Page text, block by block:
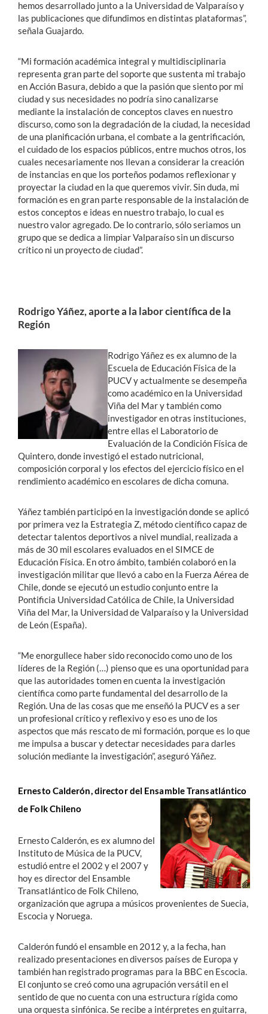
hemos desarrollado junto a la Universidad de Valparaíso y
las publicaciones que difundimos en distintas plataformas”,
señala Guajardo.
“Mi formación académica integral y multidisciplinaria
representa gran parte del soporte que sustenta mi trabajo
en Acción Basura, debido a que la pasión que siento por mi
ciudad y sus necesidades no podría sino canalizarse
mediante la instalación de conceptos claves en nuestro
discurso, como son la degradación de la ciudad, la necesidad
de una planificación urbana, el combate a la gentrificación,
el cuidado de los espacios públicos, entre muchos otros, los
cuales necesariamente nos llevan a considerar la creación
de instancias en que los porteños podamos reflexionar y
proyectar la ciudad en la que queremos vivir. Sin duda, mi
formación es en gran parte responsable de la instalación de
estos conceptos e ideas en nuestro trabajo, lo cual es
nuestro valor agregado. De lo contrario, sólo seriamos un
grupo que se dedica a limpiar Valparaíso sin un discurso
crítico ni un proyecto de ciudad”.
Rodrigo Yáñez, aporte a la labor científica de la
Región
Rodrigo Yáñez es ex alumno de la
Escuela de Educación Física de la
PUCV y actualmente se desempeña
como académico en la Universidad
Viña del Mar y también como
investigador en otras instituciones,
entre ellas el Laboratorio de
Evaluación de la Condición Física de
Quintero, donde investigó el estado nutricional,
composición corporal y los efectos del ejercicio físico en el
rendimiento académico en escolares de dicha comuna.
Yáñez también participó en la investigación donde se aplicó
por primera vez la Estrategia Z, método científico capaz de
detectar talentos deportivos a nivel mundial, realizada a
más de 30 mil escolares evaluados en el SIMCE de
Educación Física. En otro ámbito, también colaboró en la
investigación militar que llevó a cabo en la Fuerza Aérea de
Chile, donde se ejecutó un estudio conjunto entre la
Pontificia Universidad Católica de Chile, la Universidad
Viña del Mar, la Universidad de Valparaíso y la Universidad
de León (España).
“Me enorgullece haber sido reconocido como uno de los
líderes de la Región (…) pienso que es una oportunidad para
que las autoridades tomen en cuenta la investigación
científica como parte fundamental del desarrollo de la
Región. Una de las cosas que me enseñó la PUCV es a ser
un profesional crítico y reflexivo y eso es uno de los
aspectos que más rescato de mi formación, porque es lo que
me impulsa a buscar y detectar necesidades para darles
solución mediante la investigación”, aseguró Yáñez.
Ernesto Calderón, director del Ensamble Transatlántico
de Folk Chileno
Ernesto Calderón, es ex alumno del
Instituto de Música de la PUCV,
estudió entre el 2002 y el 2007 y
hoy es director del Ensamble
Transatlántico de Folk Chileno,
organización que agrupa a músicos provenientes de Suecia,
Escocia y Noruega.
Calderón fundó el ensamble en 2012 y, a la fecha, han
realizado presentaciones en diversos países de Europa y
también han registrado programas para la BBC en Escocia.
El conjunto se creó como una agrupación versátil en el
sentido de que no cuenta con una estructura rígida como
una orquesta sinfónica. Se recibe a intérpretes en guitarra,